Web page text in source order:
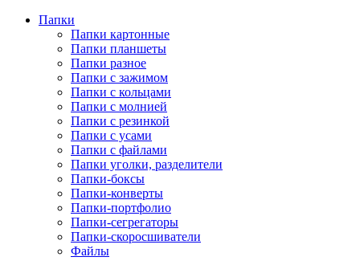
Папки
Папки картонные
Папки планшеты
Папки разное
Папки с зажимом
Папки с кольцами
Папки с молнией
Папки с резинкой
Папки с усами
Папки с файлами
Папки уголки, разделители
Папки-боксы
Папки-конверты
Папки-портфолио
Папки-сегрегаторы
Папки-скоросшиватели
Файлы